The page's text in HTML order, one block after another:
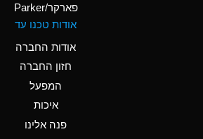
Ammonium Sulfate
*
Amyl Acetate (Banana
פארקר/Parker
אודות טכנו עד
אודות החברה
חזון החברה
המפעל
איכות
פנה אלינו